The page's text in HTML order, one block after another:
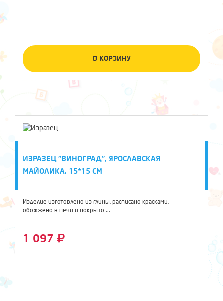
В КОРЗИНУ
ИЗРАЗЕЦ "ВИНОГРАД", ЯРОСЛАВСКАЯ
МАЙОЛИКА, 15*15 СМ
Изделие изготовлено из глины, расписано красками,
обожжено в печи и покрыто ...
1 097